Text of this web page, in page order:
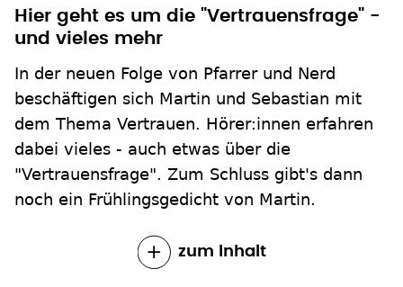
Hier geht es um die "Vertrauensfrage" -
und vieles mehr
In der neuen Folge von Pfarrer und Nerd
beschäftigen sich Martin und Sebastian mit
dem Thema Vertrauen. Hörer:innen erfahren
dabei vieles - auch etwas über die
"Vertrauensfrage". Zum Schluss gibt's dann
noch ein Frühlingsgedicht von Martin.
zum Inhalt